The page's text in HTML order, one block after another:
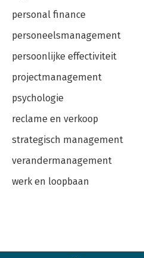
personal finance
personeelsmanagement
persoonlijke effectiviteit
projectmanagement
psychologie
reclame en verkoop
strategisch management
verandermanagement
werk en loopbaan